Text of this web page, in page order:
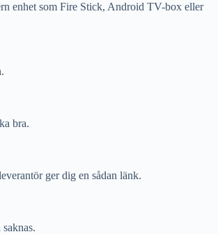
enhet som Fire Stick, Android TV-box eller
bra.
ger dig en sådan länk.